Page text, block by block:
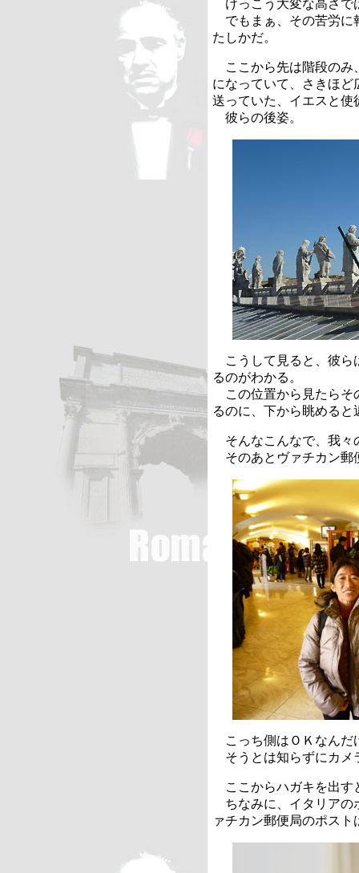
けっこう大変な高さで
でもまぁ、その苦労に
たしかだ。
ここから先は階段のみ
になっていて、さきほ
送っていた、イエスと使
彼らの後姿。
こうして見ると、彼ら
るのがわかる。
この位置から見たらそ
るのに、下から眺める
そんなこんなで、我々
そのあとヴァチカン郵
こっち側はＯＫなんだ
そうとは知らずにカ
ここからハガキを出す
ちなみに、イタリアの
ァチカン郵便局のポスト